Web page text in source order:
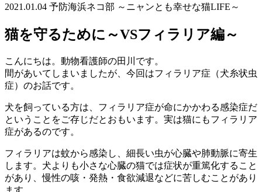
2021.01.04 予防海浜ネコ部 ～ニャンとも幸せな猫LIFE～
猫を守るために～VSフィラリア編～
こんにちは。動物看護師の田川です。
間があいてしまいましたが、今回はフィラリア症（犬糸状虫
症）のお話です。
犬を飼っている方は、フィラリア症が命にかかわる感染症だ
ということをご存じだとおもいます。実は猫にもフィラリア
症があるのです。
フィラリアは蚊から感染し、細長い虫が心臓や肺動脈に寄生
します。犬よりも小さな心臓の猫では症状が重篤化すること
があり、慢性の咳・発熱・食欲減退などに苦しむことがあり
ます。